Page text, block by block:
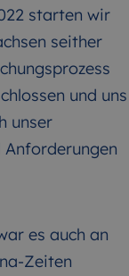
starten wir
seither
und uns
unser
Anforderungen
es auch an
Zeiten